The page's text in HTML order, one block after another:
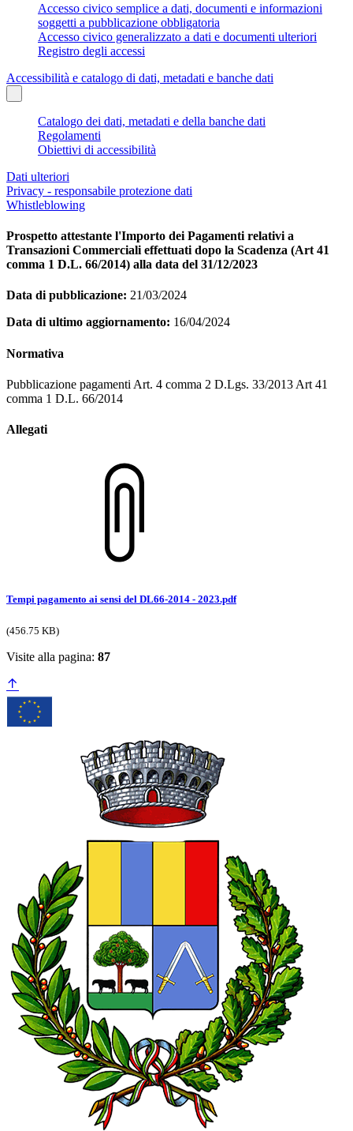
Accesso civico semplice a dati, documenti e informazioni
soggetti a pubblicazione obbligatoria
Accesso civico generalizzato a dati e documenti ulteriori
Registro degli accessi
Accessibilità e catalogo di dati, metadati e banche dati
Catalogo dei dati, metadati e della banche dati
Regolamenti
Obiettivi di accessibilità
Dati ulteriori
Privacy - responsabile protezione dati
Whistleblowing
Prospetto attestante l'Importo dei Pagamenti relativi a
Transazioni Commerciali effettuati dopo la Scadenza (Art 41
comma 1 D.L. 66/2014) alla data del 31/12/2023
Data di pubblicazione: 21/03/2024
Data di ultimo aggiornamento: 16/04/2024
Normativa
Pubblicazione pagamenti Art. 4 comma 2 D.Lgs. 33/2013 Art 41
comma 1 D.L. 66/2014
Allegati
Tempi pagamento ai sensi del DL66-2014 - 2023.pdf
(456.75 KB)
Visite alla pagina: 87